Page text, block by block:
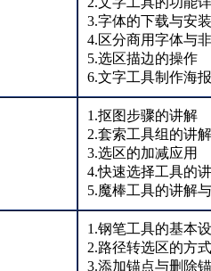
3.字体的下载与安装
4.区分商用字体与
5.选区描边的操作
6.文字工具制作海
1.抠图步骤的讲解
2.套索工具组的讲
3.选区的加减应用
4.快速选择工具的
5.魔棒工具的讲解
1.钢笔工具的基本
2.路径转选区的方式
3.添加锚点与删除